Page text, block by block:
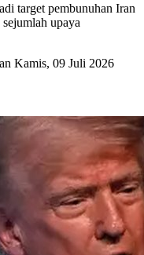
target pembunuhan Iran
upaya
Kamis, 09 Juli 2026